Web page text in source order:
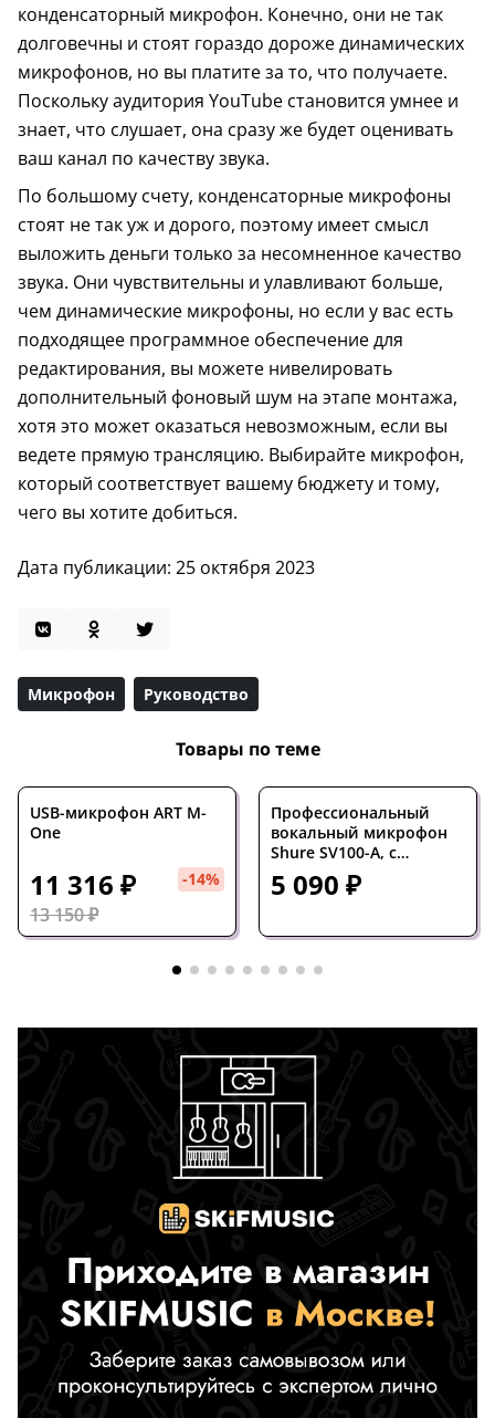
конденсаторный микрофон. Конечно, они не так
долговечны и стоят гораздо дороже динамических
микрофонов, но вы платите за то, что получаете.
Поскольку аудитория YouTube становится умнее и
знает, что слушает, она сразу же будет оценивать
ваш канал по качеству звука.
По большому счету, конденсаторные микрофоны
стоят не так уж и дорого, поэтому имеет смысл
выложить деньги только за несомненное качество
звука. Они чувствительны и улавливают больше,
чем динамические микрофоны, но если у вас есть
подходящее программное обеспечение для
редактирования, вы можете нивелировать
дополнительный фоновый шум на этапе монтажа,
хотя это может оказаться невозможным, если вы
ведете прямую трансляцию. Выбирайте микрофон,
который соответствует вашему бюджету и тому,
чего вы хотите добиться.
Дата публикации: 25 октября 2023
Микрофон Руководство
Товары по теме
USB-микрофон ART M-
One
11 316 ₽ -14%
13 150 ₽
Профессиональный
вокальный микрофон
Shure SV100-A, с
кабелем XLR – Jack 6.3
5 090 ₽